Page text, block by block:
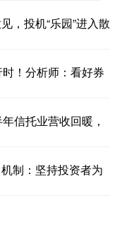
，投机“乐园”进入散
！分析师：看好券
信托业营收回暖，
制：坚持投资者为